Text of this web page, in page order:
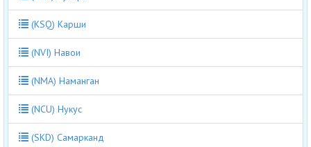
(KSQ) Карши
(NVI) Навои
(NMA) Наманган
(NCU) Нукус
(SKD) Самарканд